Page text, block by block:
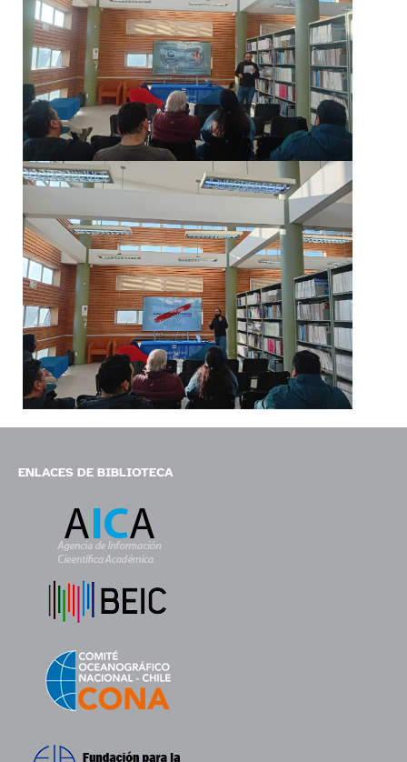
ENLACES DE BIBLIOTECA